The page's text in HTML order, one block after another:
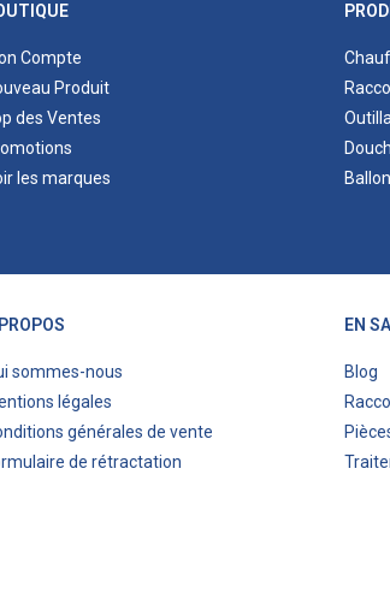
Compte
Produit
des Ventes
les marques
sommes-nous
légales
générales de vente
de rétractation
EN
Blog